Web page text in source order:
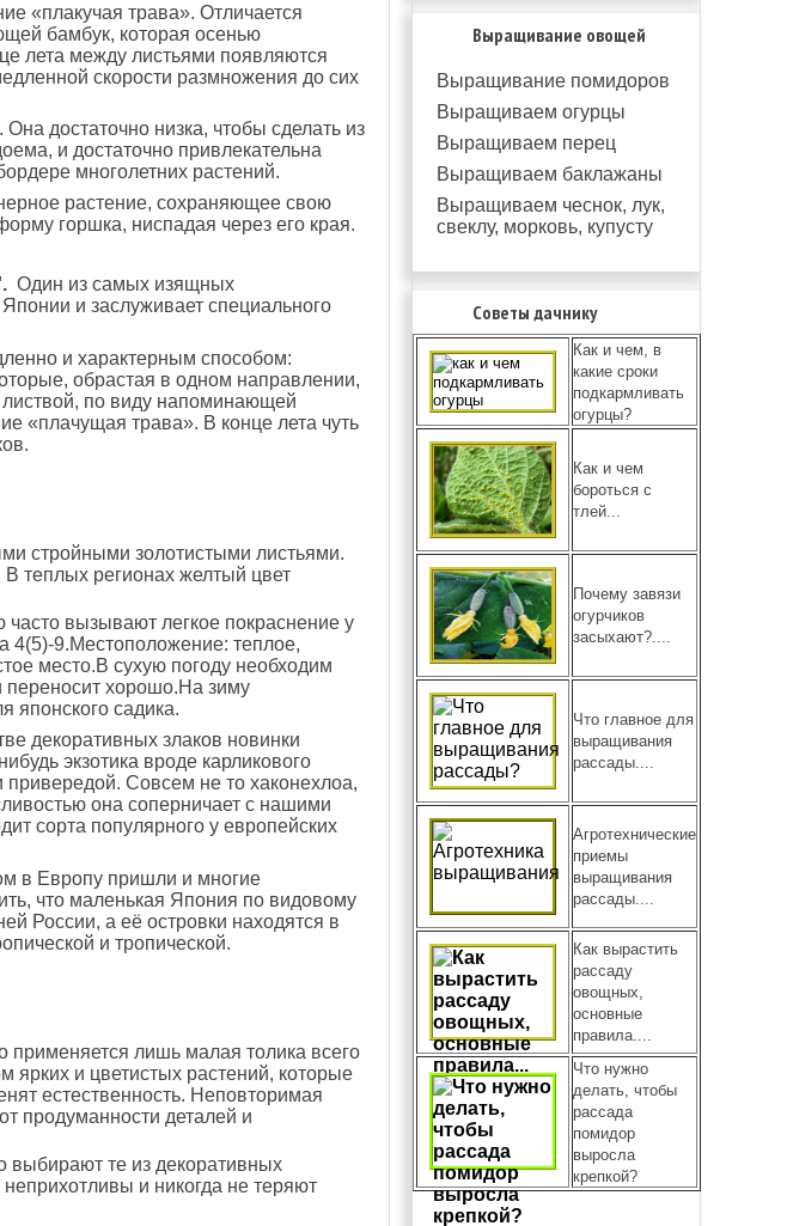
«плакучая трава». Отличается
бамбук, которая осенью
лета между листьями появляются
скорости размножения до сих
достаточно низка, чтобы сделать из
и достаточно привлекательна
многолетних растений.
растение, сохраняющее свою
горшка, ниспадая через его края.
Один из самых изящных
и заслуживает специального
и характерным способом:
обрастая в одном направлении,
по виду напоминающей
«плачущая трава». В конце лета чуть
стройными золотистыми листьями.
теплых регионах желтый цвет
вызывают легкое покраснение у
4(5)-9.Местоположение: теплое,
место.В сухую погоду необходим
переносит хорошо.На зиму
японского садика.
декоративных злаков новинки
экзотика вроде карликового
привередой. Совсем не то хаконехлоа,
она соперничает с нашими
сорта популярного у европейских
в Европу пришли и многие
что маленькая Япония по видовому
России, а её островки находятся в
и тропической.
применяется лишь малая толика всего
ярких и цветистых растений, которые
естественность. Неповторимая
продуманности деталей и
выбирают те из декоративных
и никогда не теряют
Выращивание овощей
Выращивание помидоров
Выращиваем огурцы
Выращиваем перец
Выращиваем баклажаны
Выращиваем чеснок, лук,
свеклу, морковь, купусту
Советы дачнику
Как и чем, в
какие сроки
подкармливать
огурцы?
Как и чем
бороться с
тлей...
Почему завязи
огурчиков
засыхают?....
Что главное для
выращивания
рассады....
Агротехнические
приемы
выращивания
рассады....
Как вырастить
рассаду
овощных,
основные
правила....
Что нужно
делать, чтобы
рассада
помидор
выросла
крепкой?